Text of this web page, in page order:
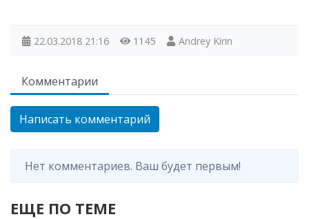
22.03.2018 21:16 1145 Andrey Kirin
Комментарии
Написать комментарий
Нет комментариев. Ваш будет первым!
ЕЩЕ ПО ТЕМЕ